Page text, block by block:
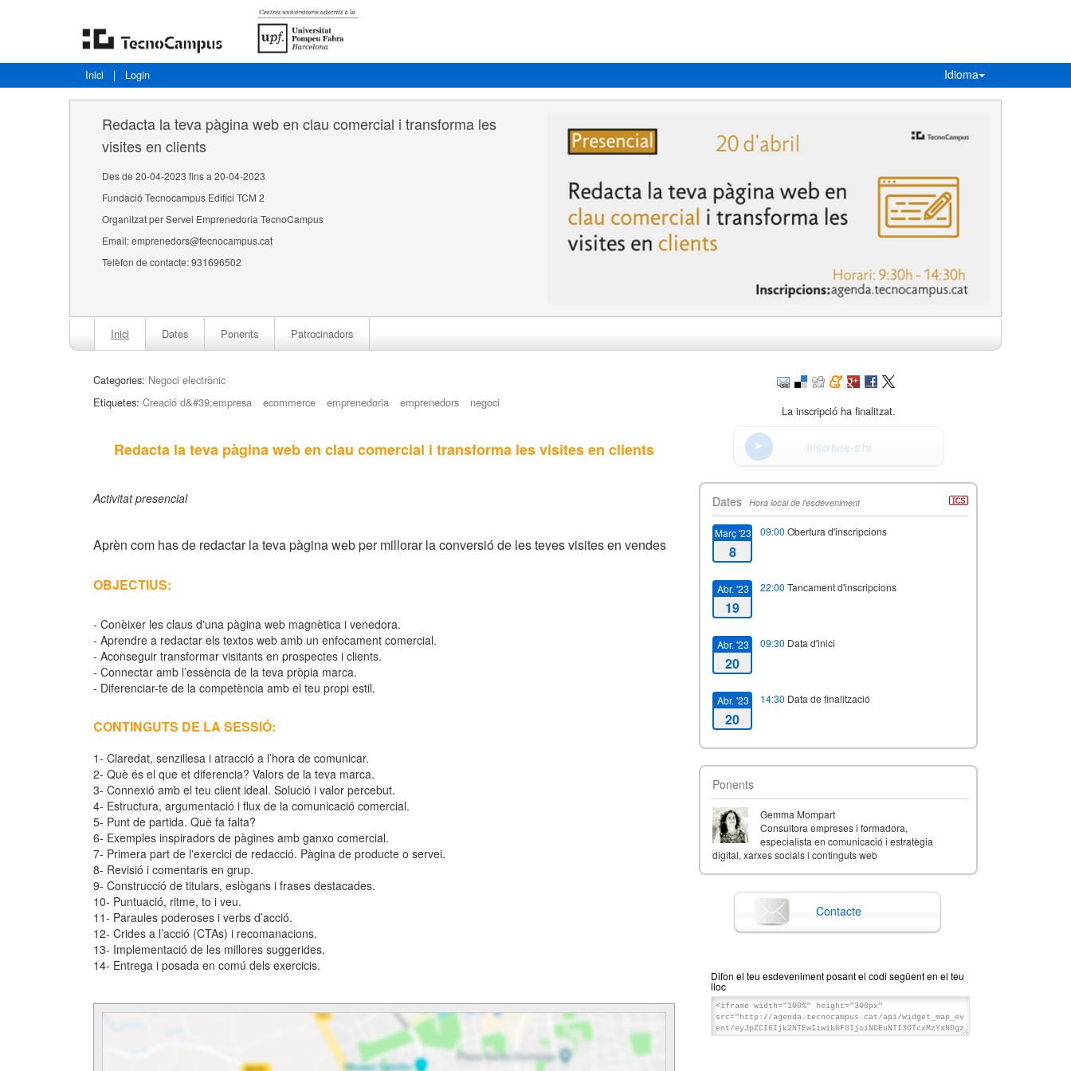
Inici | Login Idioma
Redacta la teva pàgina web en clau comercial i transforma les
visites en clients
Des de 20-04-2023 fins a 20-04-2023
Fundació Tecnocampus Edifici TCM 2
Organitzat per Servei Emprenedoria TecnoCampus
Email: emprenedors@tecnocampus.cat
Telèfon de contacte: 931696502
Inici Dates Ponents Patrocinadors
Categories: Negoci electrònic
Etiquetes: Creació d&#39;empresa ecommerce emprenedoria emprenedors negoci
Redacta la teva pàgina web en clau comercial i transforma les visites en clients
Activitat presencial
Aprèn com has de redactar la teva pàgina web per millorar la conversió de les teves visites en vendes
OBJECTIUS:
- Conèixer les claus d'una pàgina web magnètica i venedora.
- Aprendre a redactar els textos web amb un enfocament comercial.
- Aconseguir transformar visitants en prospectes i clients.
- Connectar amb l’essència de la teva pròpia marca.
- Diferenciar-te de la competència amb el teu propi estil.
CONTINGUTS DE LA SESSIÓ:
1- Claredat, senzillesa i atracció a l’hora de comunicar.
2- Què és el que et diferencia? Valors de la teva marca.
3- Connexió amb el teu client ideal. Solució i valor percebut.
4- Estructura, argumentació i flux de la comunicació comercial.
5- Punt de partida. Què fa falta?
6- Exemples inspiradors de pàgines amb ganxo comercial.
7- Primera part de l'exercici de redacció. Pàgina de producte o servei.
8- Revisió i comentaris en grup.
9- Construcció de titulars, eslògans i frases destacades.
10- Puntuació, ritme, to i veu.
11- Paraules poderoses i verbs d’acció.
12- Crides a l’acció (CTAs) i recomanacions.
13- Implementació de les millores suggerides.
14- Entrega i posada en comú dels exercicis.
La inscripció ha finalitzat.
Inscriure-s'hi
Dates Hora local de l'esdeveniment
Març '23
8
09:00 Obertura d'inscripcions
Abr. '23
19
22:00 Tancament d'inscripcions
Abr. '23
20
09:30 Data d'inici
Abr. '23
20
14:30 Data de finalització
Ponents
Gemma Mompart
Consultora empreses i formadora,
especialista en comunicació i estratègia
digital, xarxes socials i continguts web
Contacte
Difon el teu esdeveniment posant el codi següent en el teu
lloc